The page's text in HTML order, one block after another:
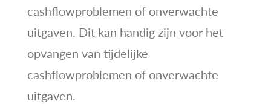
cashflowproblemen of onverwachte
uitgaven. Dit kan handig zijn voor het
opvangen van tijdelijke
cashflowproblemen of onverwachte
uitgaven.